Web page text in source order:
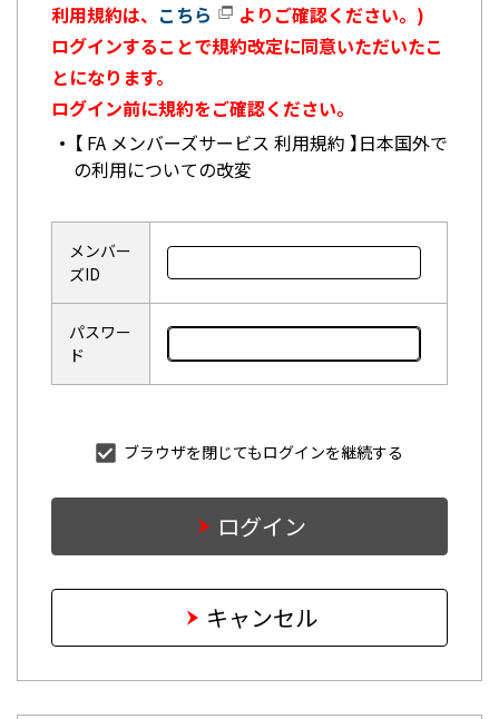
利用規約は、 こちら
よりご確認ください。)
ログインすることで規約改定に同意いただいたこ
とになります。
ログイン前に規約をご確認ください。
【 FA メンバーズサービス 利用規約 】日本国外で
の利用についての改変
メンバー
ズID
パスワー
ド
ブラウザを閉じてもログインを継続する
ログイン
キャンセル